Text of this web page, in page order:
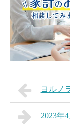
ヨルノ
2023年